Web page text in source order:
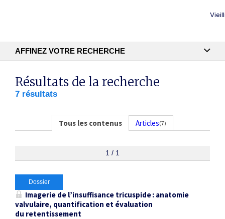
AFFINEZ VOTRE RECHERCHE
Recherche textuelle
échocardiographie ×
Résultats de la recherche
7 résultats
Tous les contenus Articles(7)
1 / 1
Dossier
Imagerie de l’insuffisance tricuspide : anatomie
valvulaire, quantification et évaluation
du retentissement